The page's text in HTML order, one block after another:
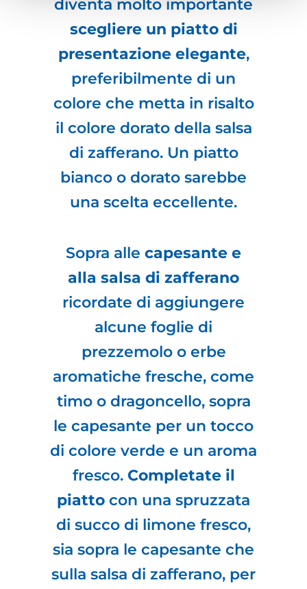
diventa molto importante
scegliere un piatto di
presentazione elegante,
preferibilmente di un
colore che metta in risalto
il colore dorato della salsa
di zafferano. Un piatto
bianco o dorato sarebbe
una scelta eccellente.
Sopra alle capesante e
alla salsa di zafferano
ricordate di aggiungere
alcune foglie di
prezzemolo o erbe
aromatiche fresche, come
timo o dragoncello, sopra
le capesante per un tocco
di colore verde e un aroma
fresco. Completate il
piatto con una spruzzata
di succo di limone fresco,
sia sopra le capesante che
sulla salsa di zafferano, per